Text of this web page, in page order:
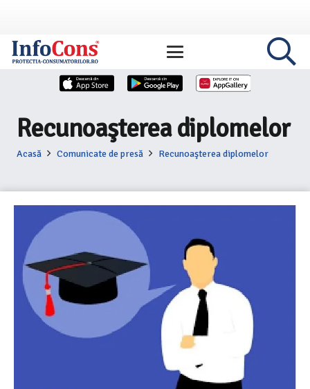
Recunoaşterea diplomelor
Acasă Comunicate de presă Recunoaşterea diplomelor